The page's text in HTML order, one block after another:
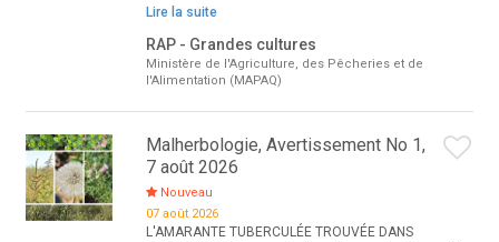
Lire la suite
RAP - Grandes cultures
Ministère de l'Agriculture, des Pêcheries et de
l'Alimentation (MAPAQ)
Malherbologie, Avertissement No 1,
7 août 2026
Nouveau
07 août 2026
L'AMARANTE TUBERCULÉE TROUVÉE DANS